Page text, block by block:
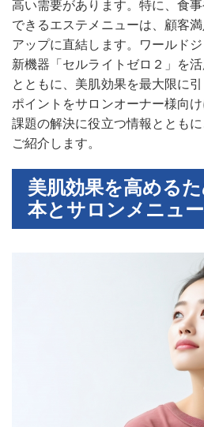
高い需要があります。特に、食
できるエステメニューは、顧客
アップに直結します。ワールド
新機器「セルライトゼロ２」を
とともに、美肌効果を最大限に
ポイントをサロンオーナー様向
課題の解決に役立つ情報ととも
ご紹介します。
美肌効果を高める
本とサロンメニュ